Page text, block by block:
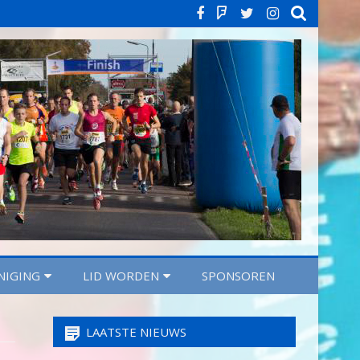
Facebook
StravaTwitter
LID WORDEN SPONSOREN
LAATSTE NIEUWS